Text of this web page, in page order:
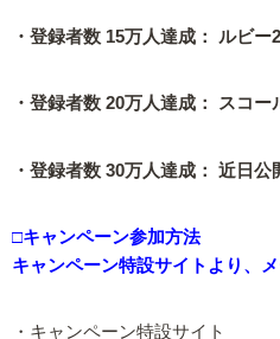
・登録者数 15万人達成： ルビー
・登録者数 20万人達成： スコー
・登録者数 30万人達成： 近日公
□キャンペーン参加方法
キャンペーン特設サイトより、
・キャンペーン特設サイト